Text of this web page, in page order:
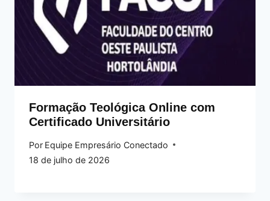
Formação Teológica Online com
Certificado Universitário
Por Equipe Empresário Conectado
18 de julho de 2026